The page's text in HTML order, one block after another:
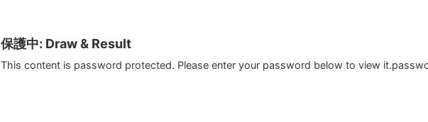
保護中: Draw & Result
This content is password protected. Please enter your password below to view